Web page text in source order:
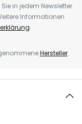
in jedem Newsletter
Informationen
.
Hersteller.